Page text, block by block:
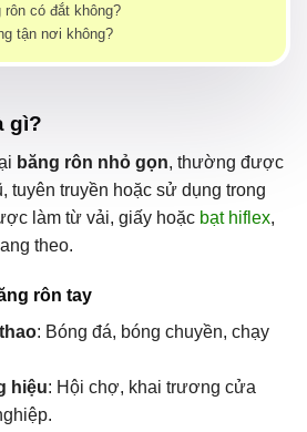
rôn có đắt không?
tận nơi không?
gì?
băng rôn nhỏ gọn, thường được
tuyên truyền hoặc sử dụng trong
làm từ vải, giấy hoặc bạt hiflex,
theo.
rôn tay
: Bóng đá, bóng chuyền, chạy
hiệu: Hội chợ, khai trương cửa